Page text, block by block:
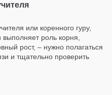
или коренного гуру,
роль корня,
рост, – нужно полагаться
и тщательно проверить